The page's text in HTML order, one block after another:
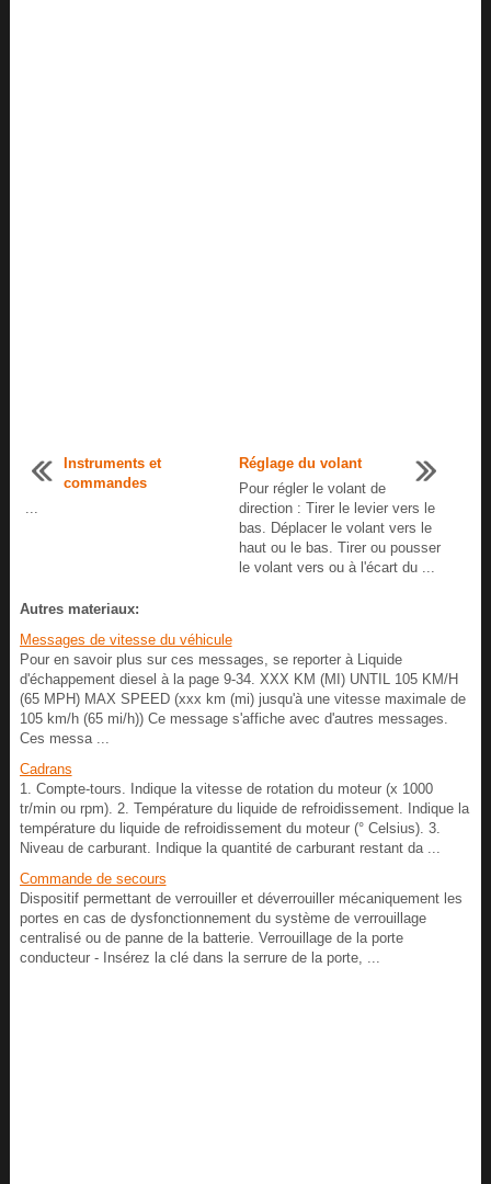
Instruments et
commandes
Réglage du volant
Pour régler le volant de
direction : Tirer le levier vers le
bas. Déplacer le volant vers le
haut ou le bas. Tirer ou pousser
le volant vers ou à l'écart du ...
Autres materiaux:
Messages de vitesse du véhicule
Pour en savoir plus sur ces messages, se reporter à Liquide
d'échappement diesel à la page 9-34. XXX KM (MI) UNTIL 105 KM/H
(65 MPH) MAX SPEED (xxx km (mi) jusqu'à une vitesse maximale de
105 km/h (65 mi/h)) Ce message s'affiche avec d'autres messages.
Ces messa ...
Cadrans
1. Compte-tours. Indique la vitesse de rotation du moteur (x 1000
tr/min ou rpm). 2. Température du liquide de refroidissement. Indique la
température du liquide de refroidissement du moteur (° Celsius). 3.
Niveau de carburant. Indique la quantité de carburant restant da ...
Commande de secours
Dispositif permettant de verrouiller et déverrouiller mécaniquement les
portes en cas de dysfonctionnement du système de verrouillage
centralisé ou de panne de la batterie. Verrouillage de la porte
conducteur - Insérez la clé dans la serrure de la porte, ...